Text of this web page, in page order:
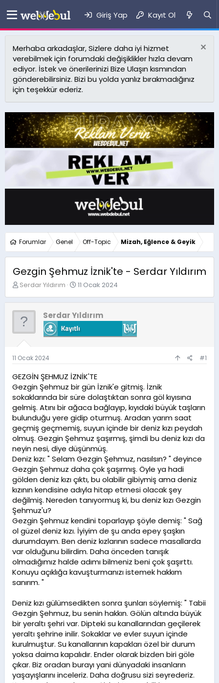
Giriş Yap Kayıt Ol
Merhaba arkadaşlar, Sizlere daha iyi hizmet
verebilmek için forumdaki değişiklikler hızla devam
ediyor. İstek ve önerilerinizi Bize Ulaşın kısmından
gönderebilirsiniz. Bizi bu yolda yanlız bırakmadığınız
için teşekkür ederiz.
Forumlar Genel Off-Topic Mizah, Eğlence & Geyik
Gezgin Şehmuz İznik'te - Serdar Yıldırım
K
u
y
a
ş
a
t
a
n
Serdar Yıldırım
B
a
n
g
a
r
i
h
i
11 Ocak 2024
Serdar Yıldırım
11 Ocak 2024 #1
GEZGİN ŞEHMUZ İZNİK'TE
Gezgin Şehmuz bir gün İznik'e gitmiş. İznik
sokaklarında bir süre dolaştıktan sonra göl kıyısına
gelmiş. Atını bir ağaca bağlayıp, kıyıdaki büyük taşların
bulunduğu yere gidip oturmuş. Aradan yarım saat
geçmiş geçmemiş, suyun içinde bir deniz kızı peydah
olmuş. Gezgin Şehmuz şaşırmış, şimdi bu deniz kızı da
neyin nesi, diye düşünmüş.
Deniz kızı: " Selam Gezgin Şehmuz, nasılsın? " deyince
Gezgin Şehmuz daha çok şaşırmış. Öyle ya hadi
gölden deniz kızı çıktı, bu olabilir gibiymiş ama deniz
kızının kendisine adıyla hitap etmesi olacak şey
değilmiş. Nereden tanıyormuş ki, bu deniz kızı Gezgin
Şehmuz'u?
Gezgin Şehmuz kendini toparlayıp şöyle demiş: " Sağ
ol güzel deniz kızı. İyiyim de şu anda epey şaşkın
durumdayım. Ben deniz kızlarının sadece masallarda
var olduğunu bilirdim. Daha önceden tanışık
olmadığımız halde adımı bilmeniz beni çok şaşırttı.
Konuyu açıklığa kavuşturmanızı istemek hakkım
sanırım. "
Deniz kızı gülümsedikten sonra şunları söylemiş: " Tabii
Gezgin Şehmuz, bu senin hakkın. Gölün altında büyük
bir yeraltı şehri var. Dipteki su kanallarından geçilerek
yeraltı şehrine inilir. Sokaklar ve evler suyun içinde
kurulmuştur. Su kanallarının kapakları özel bir durum
yoksa daima kapalıdır. Ender olarak bizden biri göle
çıkar. Biz oradan burayı yani dünyadaki insanların
yaşayışlarını inceleriz. Daha doğrusu sizi seyrederiz.